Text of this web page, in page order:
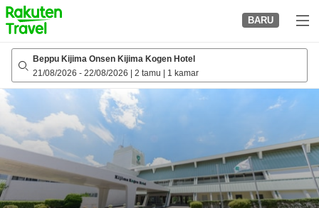
to
top
page
BARU
Beppu Kijima Onsen Kijima Kogen Hotel
21/08/2026 - 22/08/2026 2 tamu 1 kamar